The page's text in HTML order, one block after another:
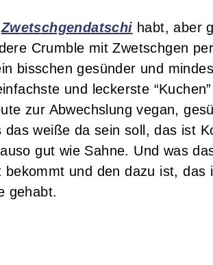
Zwetschgendatschi habt, aber
Crumble mit Zwetschgen
bisschen gesünder und
und leckerste
zur Abwechslung vegan,
weiße da sein soll, das ist
gut wie Sahne. Und was
und den dazu ist, das
gehabt.